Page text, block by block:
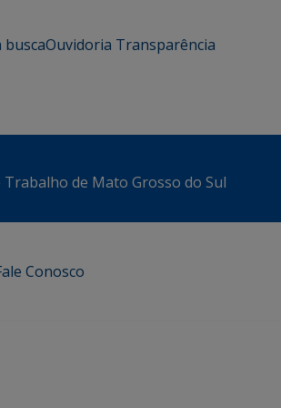
buscaOuvidoria Transparência
Trabalho de Mato Grosso do Sul
Conosco